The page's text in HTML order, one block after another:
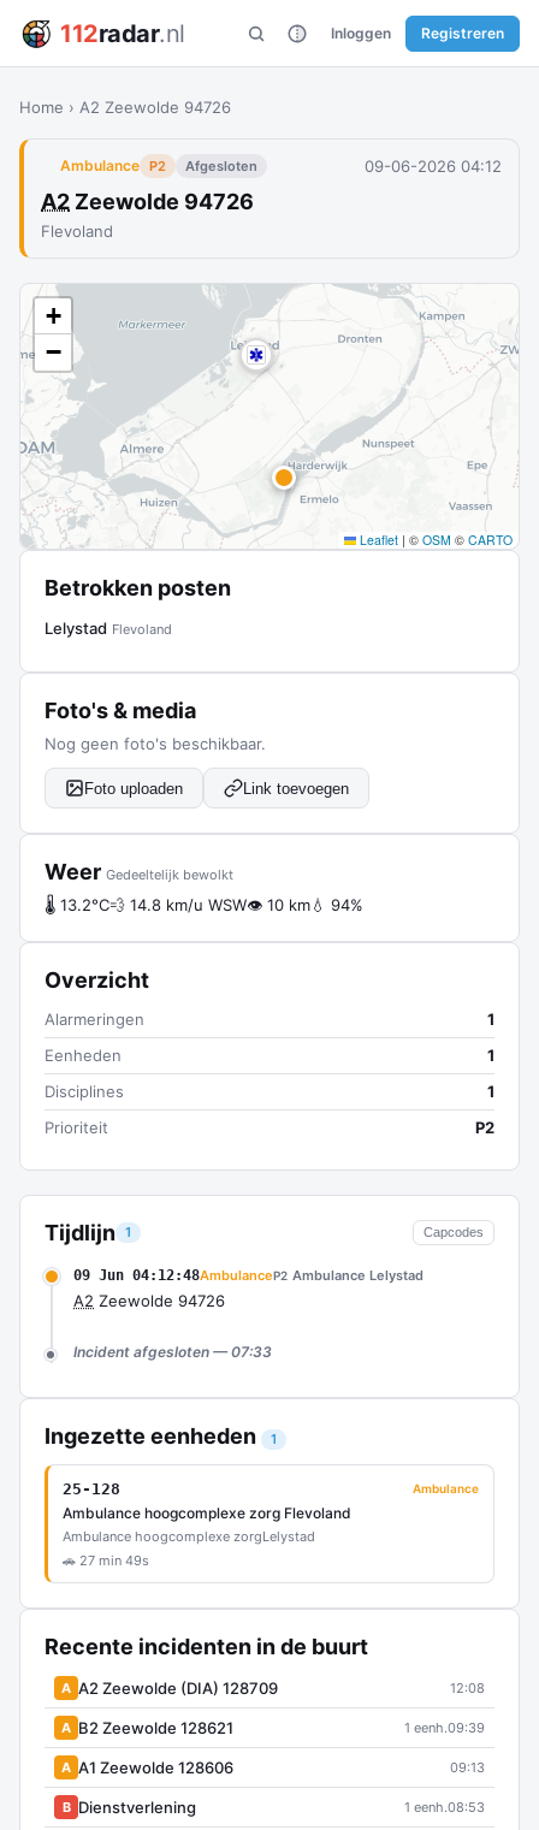
112radar.nl Inloggen Registreren
Home › A2 Zeewolde 94726
Ambulance P2 Afgesloten 09-06-2026 04:12
A2 Zeewolde 94726
Flevoland
Tijdlijn 1 Capcodes
09 Jun 04:12:48AmbulanceP2 Ambulance Lelystad
A2 Zeewolde 94726
Incident afgesloten — 07:33
Ingezette eenheden 1
25-128 Ambulance
Ambulance hoogcomplexe zorg Flevoland
Ambulance hoogcomplexe zorgLelystad
🚗 27 min 49s
Recente incidenten in de buurt
A A2 Zeewolde (DIA) 128709 12:08
A B2 Zeewolde 128621 1 eenh.09:39
A A1 Zeewolde 128606 09:13
B Dienstverlening 1 eenh.08:53
+
−
Leaflet | © OSM © CARTO
Betrokken posten
Lelystad Flevoland
Foto's & media
Nog geen foto's beschikbaar.
Foto uploaden Link toevoegen
Weer Gedeeltelijk bewolkt
🌡 13.2°C💨 14.8 km/u WSW👁 10 km💧 94%
Overzicht
Alarmeringen
1
Eenheden
1
Disciplines
1
Prioriteit
P2